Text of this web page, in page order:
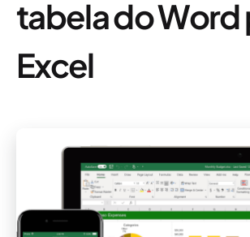
tabela do Word
Excel